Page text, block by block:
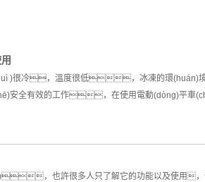
)很冷，溫度很低，冰凍的環(huán)
安全有效的工作，在使用電動(dòng)平
，也許很多人只了解它的功能以及使用